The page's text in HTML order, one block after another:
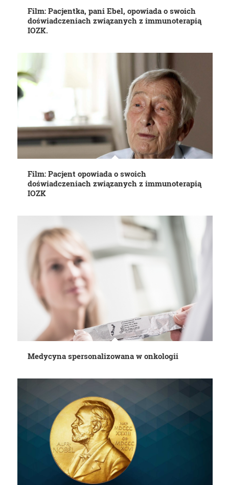
Film: Pacjentka, pani Ebel, opowiada o swoich
doświadczeniach związanych z immunoterapią
IOZK.
Film: Pacjent opowiada o swoich
doświadczeniach związanych z immunoterapią
IOZK
Medycyna spersonalizowana w onkologii